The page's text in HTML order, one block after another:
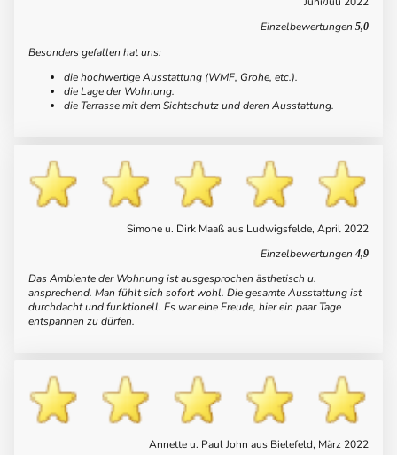
Einzelbewertungen 5,0
Besonders gefallen hat uns:
die hochwertige Ausstattung (WMF, Grohe, etc.).
die Lage der Wohnung.
die Terrasse mit dem Sichtschutz und deren Ausstattung.
Simone u. Dirk Maaß aus Ludwigsfelde, April 2022
Einzelbewertungen 4,9
Das Ambiente der Wohnung ist ausgesprochen ästhetisch u.
ansprechend. Man fühlt sich sofort wohl. Die gesamte Ausstattung ist
durchdacht und funktionell. Es war eine Freude, hier ein paar Tage
entspannen zu dürfen.
Annette u. Paul John aus Bielefeld, März 2022